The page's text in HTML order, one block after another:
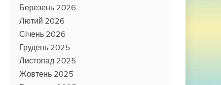
Березень 2026
Лютий 2026
Січень 2026
Грудень 2025
Листопад 2025
Жовтень 2025